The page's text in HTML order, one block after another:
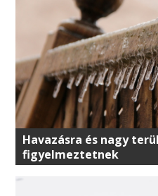
Havazásra és nagy
figyelmeztetnek